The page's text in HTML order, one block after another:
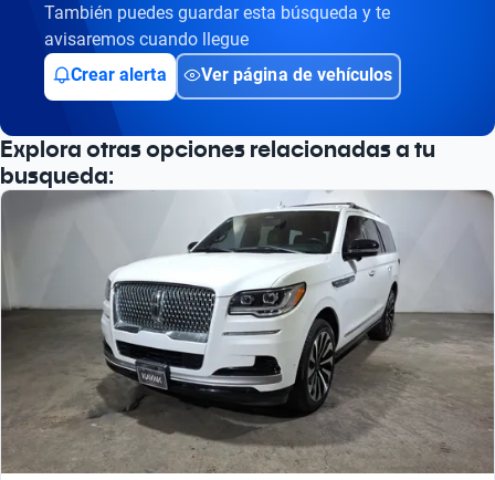
También puedes guardar esta búsqueda y te
avisaremos cuando llegue
Crear alerta
Ver página de vehículos
Explora otras opciones relacionadas a tu
busqueda: